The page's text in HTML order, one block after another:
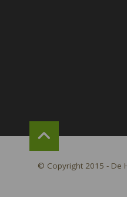
© Copyright 2015 - De